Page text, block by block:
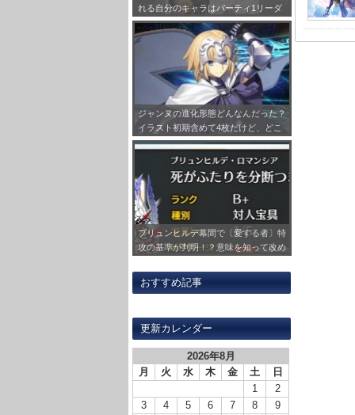
れる自分のキャラはパーティ1リーダ
ーで固定だぞ！
ジャンヌの進化形態どんなんだった？
イラスト初期含めて4枚だけど、どこ
か1回絵柄変わらず！？
ブリュンヒルデ幕間で〔愛する者〕特
攻の基準が判明！？意味を知って改め
が…
おすすめ記事
更新カレンダー
2026年8月
月
火 水 木 金 土 日
1
2
3
4 5 6 7 8
9